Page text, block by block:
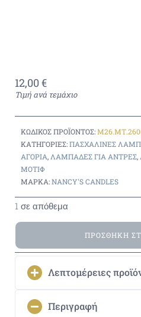
12,00€
Τιμή ανά τεμάχιο
ΚΩΔΙΚΌΣ ΠΡΟΪΌΝΤΟΣ:
ΚΑΤΗΓΟΡΊΕΣ:ΠΑΣΧΑΛΙΝΈΣ
ΑΓΟΡΙΑ, ΛΑΜΠΆΔΕΣ ΓΙΑ ΑΝΤΡΕΣ,
ΜΟΤΊΦ
ΜΆΡΚΑ:NANCY'S CANDLES
1 σε απόθεμα
ΠΡΟΣΘΉΚΗ
Λεπτομέρειες
Περιγραφή